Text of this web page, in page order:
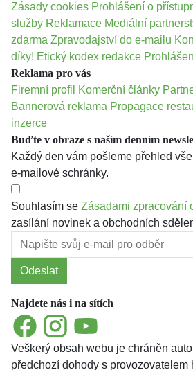
Zásady cookies Prohlášení o
služby Reklamace Mediální
zdarma Zpravodajství do e-mailu
díky! Etický kodex redakce
Reklama pro vás
Firemní profil
Komerční články
Bannerová reklama Propagace
inzerce
Buďte v obraze s naším denním
Každý den vám pošleme přehled
e-mailové schránky.
Souhlasím se Zásadami zpracování
zasílání novinek a obchodních
Odeslat
Najdete nás i na sítích
FacebookInstagramYouTube
Veškerý obsah webu je chráněn
předchozí dohody s provozovatelem